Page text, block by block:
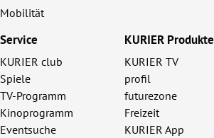
Mobilität
Service
KURIER club
Spiele
TV-Programm
Kinoprogramm
Eventsuche
KURIER Produkte
KURIER TV
profil
futurezone
Freizeit
KURIER App